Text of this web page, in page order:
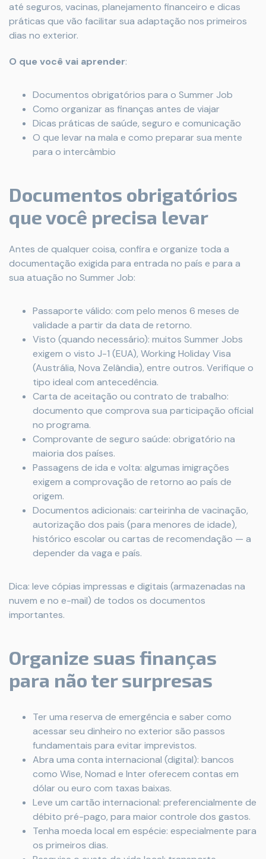
até seguros, vacinas, planejamento financeiro e dicas
práticas que vão facilitar sua adaptação nos primeiros
dias no exterior.
O que você vai aprender:
Documentos obrigatórios para o Summer Job
Como organizar as finanças antes de viajar
Dicas práticas de saúde, seguro e comunicação
O que levar na mala e como preparar sua mente
para o intercâmbio
Documentos obrigatórios
que você precisa levar
Antes de qualquer coisa, confira e organize toda a
documentação exigida para entrada no país e para a
sua atuação no Summer Job:
Passaporte válido: com pelo menos 6 meses de
validade a partir da data de retorno.
Visto (quando necessário): muitos Summer Jobs
exigem o visto J-1 (EUA), Working Holiday Visa
(Austrália, Nova Zelândia), entre outros. Verifique o
tipo ideal com antecedência.
Carta de aceitação ou contrato de trabalho:
documento que comprova sua participação oficial
no programa.
Comprovante de seguro saúde: obrigatório na
maioria dos países.
Passagens de ida e volta: algumas imigrações
exigem a comprovação de retorno ao país de
origem.
Documentos adicionais: carteirinha de vacinação,
autorização dos pais (para menores de idade),
histórico escolar ou cartas de recomendação — a
depender da vaga e país.
Dica: leve cópias impressas e digitais (armazenadas na
nuvem e no e-mail) de todos os documentos
importantes.
Organize suas finanças
para não ter surpresas
Ter uma reserva de emergência e saber como
acessar seu dinheiro no exterior são passos
fundamentais para evitar imprevistos.
Abra uma conta internacional (digital): bancos
como Wise, Nomad e Inter oferecem contas em
dólar ou euro com taxas baixas.
Leve um cartão internacional: preferencialmente de
débito pré-pago, para maior controle dos gastos.
Tenha moeda local em espécie: especialmente para
os primeiros dias.